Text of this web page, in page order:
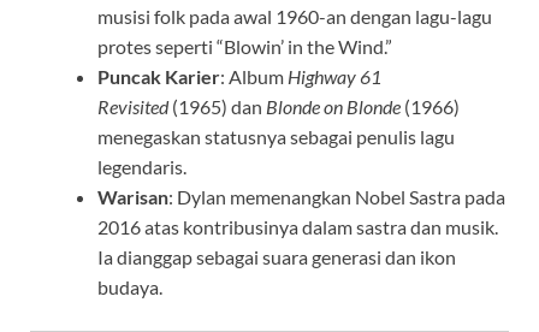
musisi folk pada awal 1960-an dengan lagu-lagu
protes seperti “Blowin’ in the Wind.”
Puncak Karier: Album Highway 61
Revisited(1965) dan Blonde on Blonde (1966)
menegaskan statusnya sebagai penulis lagu
legendaris.
Warisan: Dylan memenangkan Nobel Sastra pada
2016 atas kontribusinya dalam sastra dan musik.
Ia dianggap sebagai suara generasi dan ikon
budaya.